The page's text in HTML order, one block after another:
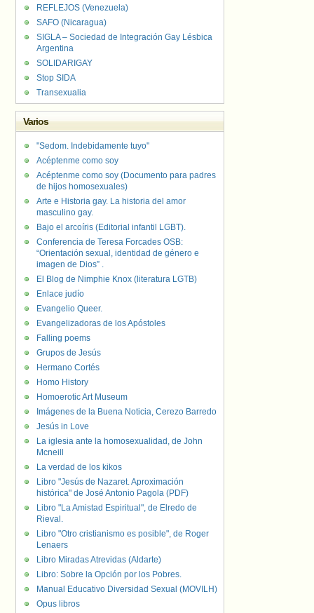
REFLEJOS (Venezuela)
SAFO (Nicaragua)
SIGLA – Sociedad de Integración Gay Lésbica
Argentina
SOLIDARIGAY
Stop SIDA
Transexualia
Varios
"Sedom. Indebidamente tuyo"
Acéptenme como soy
Acéptenme como soy (Documento para padres
de hijos homosexuales)
Arte e Historia gay. La historia del amor
masculino gay.
Bajo el arcoíris (Editorial infantil LGBT).
Conferencia de Teresa Forcades OSB:
“Orientación sexual, identidad de género e
imagen de Dios” .
El Blog de Nimphie Knox (literatura LGTB)
Enlace judío
Evangelio Queer.
Evangelizadoras de los Apóstoles
Falling poems
Grupos de Jesús
Hermano Cortés
Homo History
Homoerotic Art Museum
Imágenes de la Buena Noticia, Cerezo Barredo
Jesús in Love
La iglesia ante la homosexualidad, de John
Mcneill
La verdad de los kikos
Libro "Jesús de Nazaret. Aproximación
histórica" de José Antonio Pagola (PDF)
Libro "La Amistad Espiritual", de Elredo de
Rieval.
Libro "Otro cristianismo es posible", de Roger
Lenaers
Libro Miradas Atrevidas (Aldarte)
Libro: Sobre la Opción por los Pobres.
Manual Educativo Diversidad Sexual (MOVILH)
Opus libros